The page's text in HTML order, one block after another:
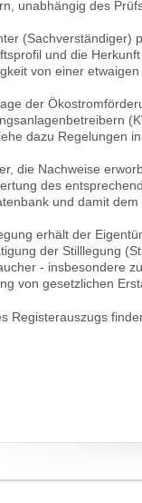
unabhängig des
(Sachverständiger)
und die
von einer etwaigen
der
dazu Regelungen
die Nachweise
des
und damit dem
erhält der
der Stilllegung
- insbesondere
von gesetzlichen
Registerauszugs